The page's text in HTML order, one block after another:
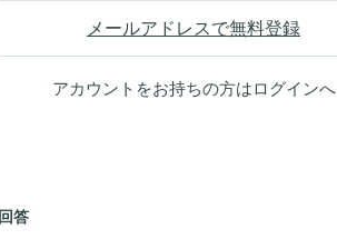
メールアドレスで無料登録
アカウントをお持ちの方はログインへ
答